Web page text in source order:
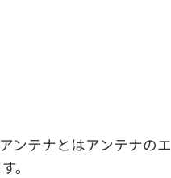
ンテナとはアンテナのエ
。